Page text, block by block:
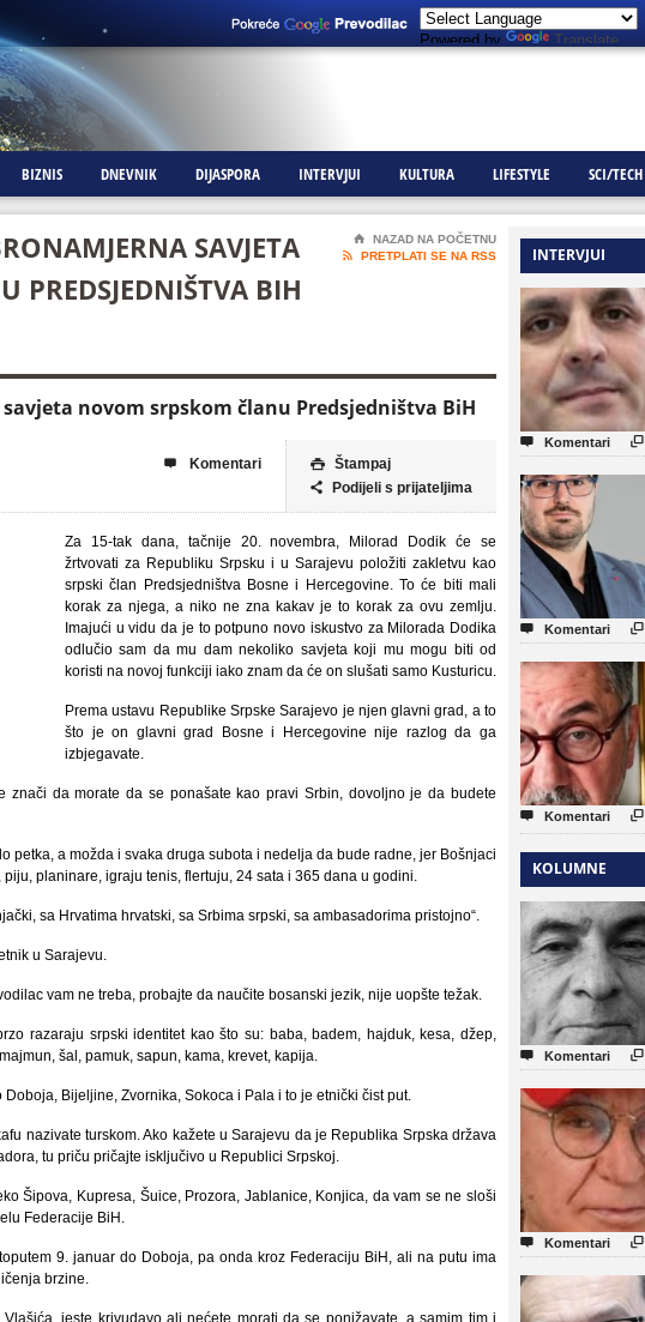
Powered by Translate
BIZNIS DNEVNIK DIJASPORA INTERVJUI KULTURA LIFESTYLE SCI/TECH
SAVJETA
PREDSJEDNIŠTVA BIH
⌂
NAZAD NA POČETNU

PRETPLATI SE NA RSS
novom srpskom članu Predsjedništva BiH
 Štampaj
 Podijeli s prijateljima
 Komentari
Za 15-tak dana, tačnije 20. novembra, Milorad Dodik će se
žrtvovati za Republiku Srpsku i u Sarajevu položiti zakletvu kao
srpski član Predsjedništva Bosne i Hercegovine. To će biti mali
korak za njega, a niko ne zna kakav je to korak za ovu zemlju.
Imajući u vidu da je to potpuno novo iskustvo za Milorada Dodika
odlučio sam da mu dam nekoliko savjeta koji mu mogu biti od
koristi na novoj funkciji iako znam da će on slušati samo Kusturicu.
Prema ustavu Republike Srpske Sarajevo je njen glavni grad, a to
što je on glavni grad Bosne i Hercegovine nije razlog da ga
izbjegavate.
znači da morate da se ponašate kao pravi Srbin, dovoljno je da budete
petka, a možda i svaka druga subota i nedelja da bude radne, jer Bošnjaci
planinare, igraju tenis, flertuju, 24 sata i 365 dana u godini.
sa Hrvatima hrvatski, sa Srbima srpski, sa ambasadorima pristojno“.
u Sarajevu.
vam ne treba, probajte da naučite bosanski jezik, nije uopšte težak.
razaraju srpski identitet kao što su: baba, badem, hajduk, kesa, džep,
šal, pamuk, sapun, kama, krevet, kapija.
Bijeljine, Zvornika, Sokoca i Pala i to je etnički čist put.
nazivate turskom. Ako kažete u Sarajevu da je Republika Srpska država
tu priču pričajte isključivo u Republici Srpskoj.
Šipova, Kupresa, Šuice, Prozora, Jablanice, Konjica, da vam se ne sloši
Federacije BiH.
9. januar do Doboja, pa onda kroz Federaciju BiH, ali na putu ima
brzine.
INTERVJUI
 Komentari 
 Komentari 
 Komentari 
KOLUMNE
 Komentari 
 Komentari 